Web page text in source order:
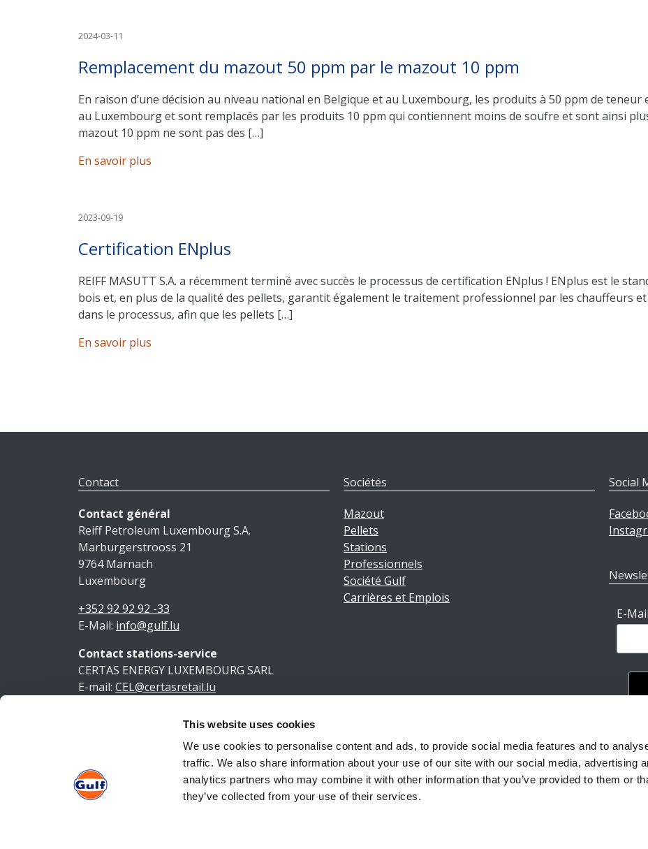
This website uses cookies
We use cookies to personalise content and ads, to provide social media features and to
traffic. We also share information about your use of our site with our social media, advertising
analytics partners who may combine it with other information that you’ve provided to them or
they’ve collected from your use of their services.
2024-03-11
Remplacement du mazout 50 ppm par le mazout 10 ppm
En raison d’une décision au niveau national en Belgique et au Luxembourg, les produits à 50 ppm de
au Luxembourg et sont remplacés par les produits 10 ppm qui contiennent moins de soufre et sont ainsi
mazout 10 ppm ne sont pas des […]
En savoir plus
2023-09-19
Certification ENplus
REIFF MASUTT S.A. a récemment terminé avec succès le processus de certification ENplus ! ENplus est le
bois et, en plus de la qualité des pellets, garantit également le traitement professionnel par les chauffeurs
dans le processus, afin que les pellets […]
En savoir plus
Contact
Contact général
Reiff Petroleum Luxembourg S.A.
Marburgerstrooss 21
9764 Marnach
Luxembourg
+352 92 92 92 -33
E-Mail: info@gulf.lu
Contact stations-service
CERTAS ENERGY LUXEMBOURG SARL
E-mail: CEL@certasretail.lu
Sociétés
Mazout
Pellets
Stations
Professionnels
Société Gulf
Carrières et Emplois
Social
E-Mail
Mentions légales|Politique de confidentialité|Conditions
Reiff Petroleum Luxembourg S.A.